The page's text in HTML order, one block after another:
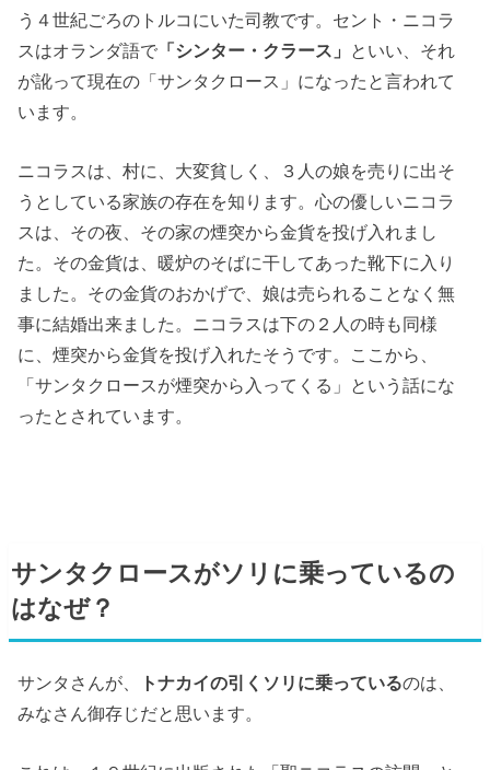
う４世紀ごろのトルコにいた司教です。セント・ニコラ
スはオランダ語で 「シンター・クラース」 といい、それ
が訛って現在の「サンタクロース」になったと言われて
います。
ニコラスは、村に、大変貧しく、３人の娘を売りに出そ
うとしている家族の存在を知ります。心の優しいニコラ
スは、その夜、その家の煙突から金貨を投げ入れまし
た。その金貨は、暖炉のそばに干してあった靴下に入り
ました。その金貨のおかげで、娘は売られることなく無
事に結婚出来ました。ニコラスは下の２人の時も同様
に、煙突から金貨を投げ入れたそうです。ここから、
「サンタクロースが煙突から入ってくる」という話にな
ったとされています。
サンタクロースがソリに乗っているの
はなぜ？
サンタさんが、 トナカイの引くソリに乗っているのは、
みなさん御存じだと思います。